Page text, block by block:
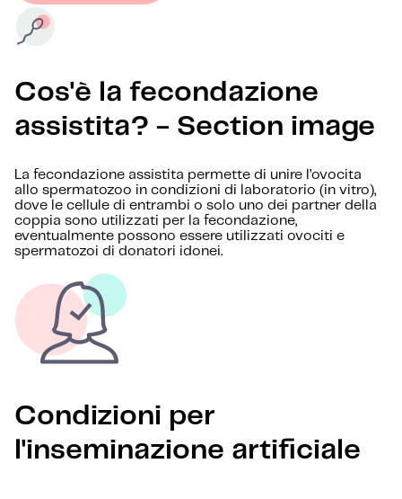
Cos'è la fecondazione
assistita? - Section image
La fecondazione assistita permette di unire l’ovocita
allo spermatozoo in condizioni di laboratorio (in vitro),
dove le cellule di entrambi o solo uno dei partner della
coppia sono utilizzati per la fecondazione,
eventualmente possono essere utilizzati ovociti e
spermatozoi di donatori idonei.
Condizioni per
l'inseminazione artificiale